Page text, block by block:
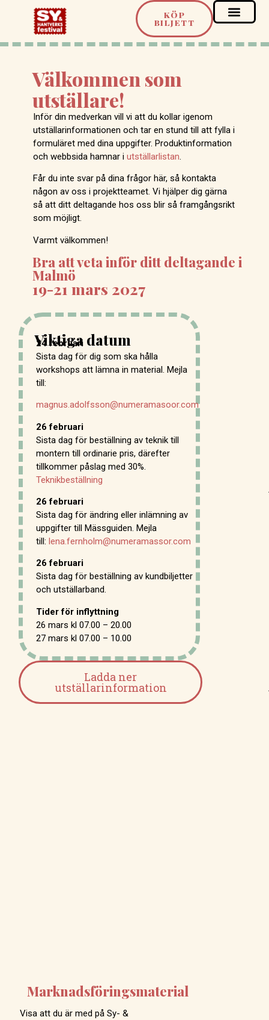
KÖP
BILJETT
Välkommen som
utställare!
Inför din medverkan vill vi att du kollar igenom
utställarinformationen och tar en stund till att fylla i
formuläret med dina uppgifter. Produktinformation
och webbsida hamnar i utställarlistan.
Får du inte svar på dina frågor här, så kontakta
någon av oss i projektteamet. Vi hjälper dig gärna
så att ditt deltagande hos oss blir så framgångsrikt
som möjligt.
Varmt välkommen!
Bra att veta inför ditt deltagande i
Malmö
19-21 mars 2027
Viktiga datum
24 februari
Sista dag för dig som ska hålla
workshops att lämna in material. Mejla
till:
magnus.adolfsson@numeramasoor.com
26 februari
Sista dag för beställning av teknik till
montern till ordinarie pris, därefter
tillkommer påslag med 30%.
Teknikbeställning
26 februari
Sista dag för ändring eller inlämning av
uppgifter till Mässguiden. Mejla
till: lena.fernholm@numeramassor.com
26 februari
Sista dag för beställning av kundbiljetter
och utställarband.
Tider för inflyttning
26 mars kl 07.00 – 20.00
27 mars kl 07.00 – 10.00
Ladda ner
utställarinformation
Marknadsföringsmaterial
Visa att du är med på Sy- &